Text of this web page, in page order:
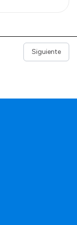
Siguiente